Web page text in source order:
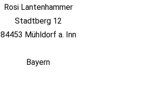
Rosi Lantenhammer
Stadtberg 12
84453 Mühldorf a. Inn
Bayern